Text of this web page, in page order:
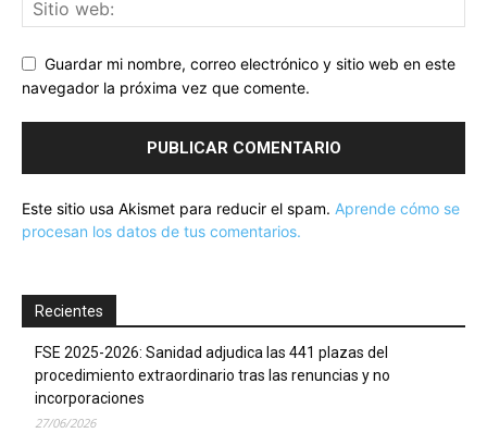
Guardar mi nombre, correo electrónico y sitio web en este
navegador la próxima vez que comente.
Este sitio usa Akismet para reducir el spam. Aprende cómo se
procesan los datos de tus comentarios.
Recientes
FSE 2025-2026: Sanidad adjudica las 441 plazas del
procedimiento extraordinario tras las renuncias y no
incorporaciones
27/06/2026